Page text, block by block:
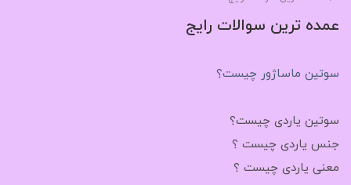
عمده ترین سوالات رایج
سوتین ماساژور چیست؟
سوتین یاردی چیست؟
جنس یاردی چیست ؟
معنی یاردی چیست ؟